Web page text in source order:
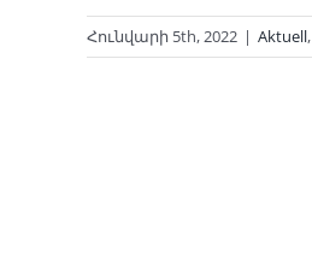
Հունվարի 5th, 2022 | Aktuell,